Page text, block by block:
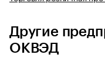
Другие
ОКВЭД